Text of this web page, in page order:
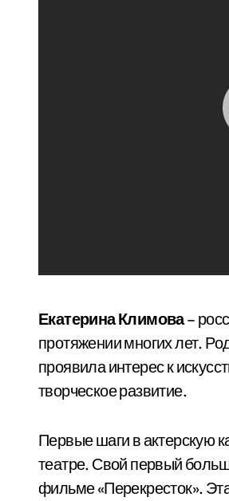
Екатерина Климова–
протяжении многих лет.
проявила интерес к
творческое развитие.
Первые шаги в актерскую
театре. Свой первый
фильме «Перекресток».